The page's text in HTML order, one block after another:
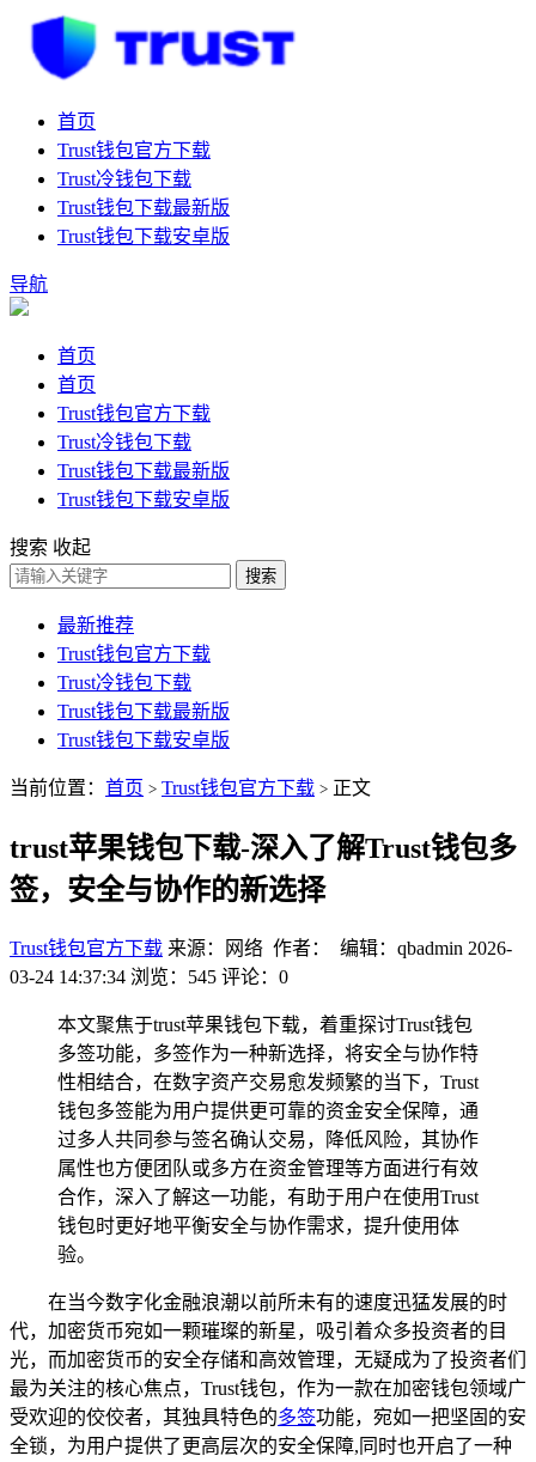
首页
Trust钱包官方下载
Trust冷钱包下载
Trust钱包下载最新版
Trust钱包下载安卓版
导航
首页
首页
Trust钱包官方下载
Trust冷钱包下载
Trust钱包下载最新版
Trust钱包下载安卓版
搜索 收起
搜索
最新推荐
Trust钱包官方下载
Trust冷钱包下载
Trust钱包下载最新版
Trust钱包下载安卓版
当前位置： 首页 > Trust钱包官方下载 > 正文
trust苹果钱包下载-深入了解Trust钱包多
签，安全与协作的新选择
Trust钱包官方下载 来源：网络 作者： 编辑：qbadmin 2026-
03-24 14:37:34 浏览：545 评论：0
本文聚焦于trust苹果钱包下载，着重探讨Trust钱包
多签功能，多签作为一种新选择，将安全与协作特
性相结合，在数字资产交易愈发频繁的当下，Trust
钱包多签能为用户提供更可靠的资金安全保障，通
过多人共同参与签名确认交易，降低风险，其协作
属性也方便团队或多方在资金管理等方面进行有效
合作，深入了解这一功能，有助于用户在使用Trust
钱包时更好地平衡安全与协作需求，提升使用体
验。
在当今数字化金融浪潮以前所未有的速度迅猛发展的时
代，加密货币宛如一颗璀璨的新星，吸引着众多投资者的目
光，而加密货币的安全存储和高效管理，无疑成为了投资者们
最为关注的核心焦点，Trust钱包，作为一款在加密钱包领域广
受欢迎的佼佼者，其独具特色的多签功能，宛如一把坚固的安
全锁，为用户提供了更高层次的安全保障,同时也开启了一种